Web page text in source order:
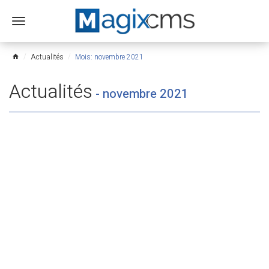
Ouvrir
menu
home Actualités Mois: novembre 2021
Actualités - novembre 2021